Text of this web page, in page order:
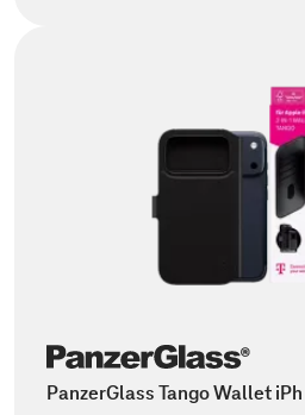
PanzerGlass Tango Wallet iPh